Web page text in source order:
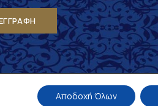
Αποδοχή Όλων